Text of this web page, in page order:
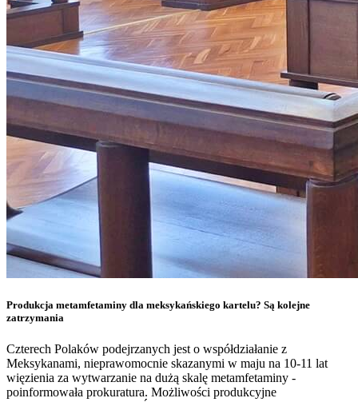
Produkcja metamfetaminy dla meksykańskiego kartelu? Są kolejne
zatrzymania
Czterech Polaków podejrzanych jest o współdziałanie z
Meksykanami, nieprawomocnie skazanymi w maju na 10-11 lat
więzienia za wytwarzanie na dużą skalę metamfetaminy -
poinformowała prokuratura. Możliwości produkcyjne